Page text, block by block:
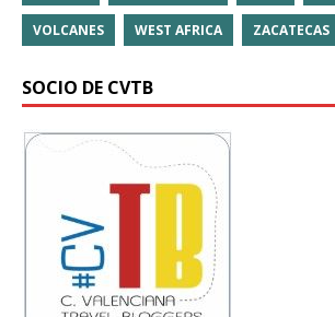
VOLCANES WEST AFRICA ZACATECAS
SOCIO DE CVTB